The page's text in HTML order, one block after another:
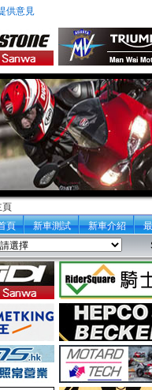
供意見
頁
頁
新車測試 新車介紹